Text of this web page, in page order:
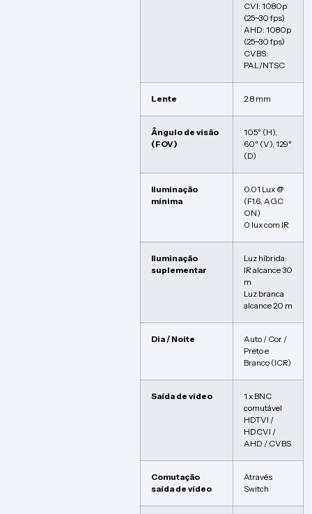
CVI: 1080p
(25~30 fps)
AHD: 1080p
(25~30 fps)
CVBS:
PAL/NTSC
Lente 2.8 mm
Ângulo de visão
(FOV)
105º (H),
60º (V), 129º
(D)
Iluminação
mínima
0.01 Lux @
(F1.6, AGC
ON)
0 lux com IR
Iluminação
suplementar
Luz híbrida:
IR alcance 30
m
Luz branca
alcance 20 m
Dia / Noite
Auto / Cor /
Preto e
Branco (ICR)
Saída de vídeo
1 x BNC
comutável
HDTVI /
HDCVI /
AHD / CVBS
Comutação
saída de vídeo
Através
Switch